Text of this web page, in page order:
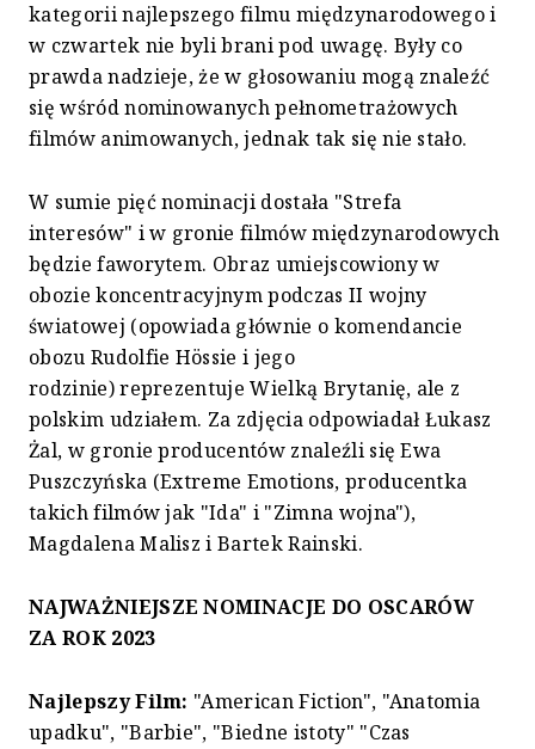
kategorii najlepszego filmu międzynarodowego i
w czwartek nie byli brani pod uwagę. Były co
prawda nadzieje, że w głosowaniu mogą znaleźć
się wśród nominowanych pełnometrażowych
filmów animowanych, jednak tak się nie stało.
W sumie pięć nominacji dostała "Strefa
interesów" i w gronie filmów międzynarodowych
będzie faworytem. Obraz umiejscowiony w
obozie koncentracyjnym podczas II wojny
światowej (opowiada głównie o komendancie
obozu Rudolfie Hössie i jego
rodzinie) reprezentuje Wielką Brytanię, ale z
polskim udziałem. Za zdjęcia odpowiadał Łukasz
Żal, w gronie producentów znaleźli się Ewa
Puszczyńska (Extreme Emotions, producentka
takich filmów jak "Ida" i "Zimna wojna"),
Magdalena Malisz i Bartek Rainski.
NAJWAŻNIEJSZE NOMINACJE DO OSCARÓW
ZA ROK 2023
Najlepszy Film: "American Fiction", "Anatomia
upadku", "Barbie", "Biedne istoty" "Czas